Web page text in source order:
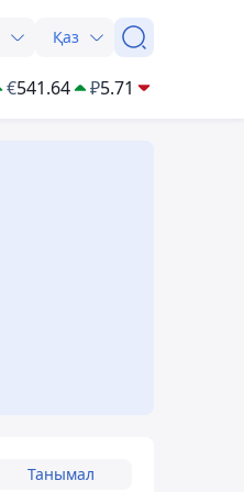
Қаз
€541.64 ₽5.71
Танымал